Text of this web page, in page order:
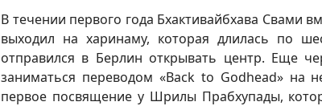
В течении первого года Бхактивайбхава Свами
выходил на харинаму, которая длилась по
отправился в Берлин открывать центр. Еще
заниматься переводом «Back to Godhead» на
первое посвящение у Шрилы Прабхупады,